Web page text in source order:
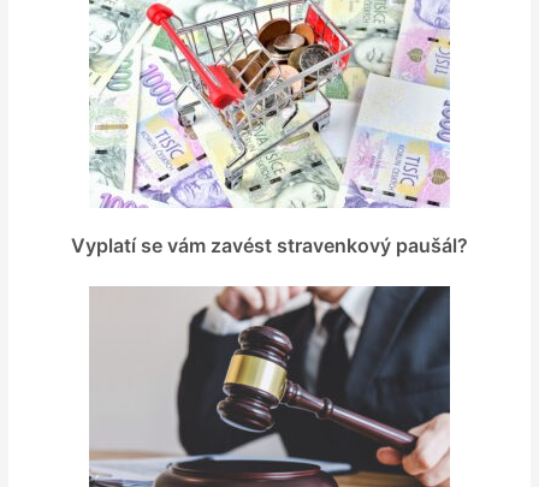
Vyplatí se vám zavést stravenkový paušál?